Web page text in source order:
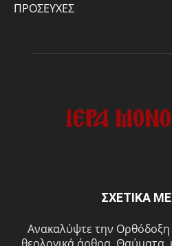
ΠΡΟΣΕΥΧΕΣ
ΣΧΕΤΙΚΑ
Ανακαλύψτε την